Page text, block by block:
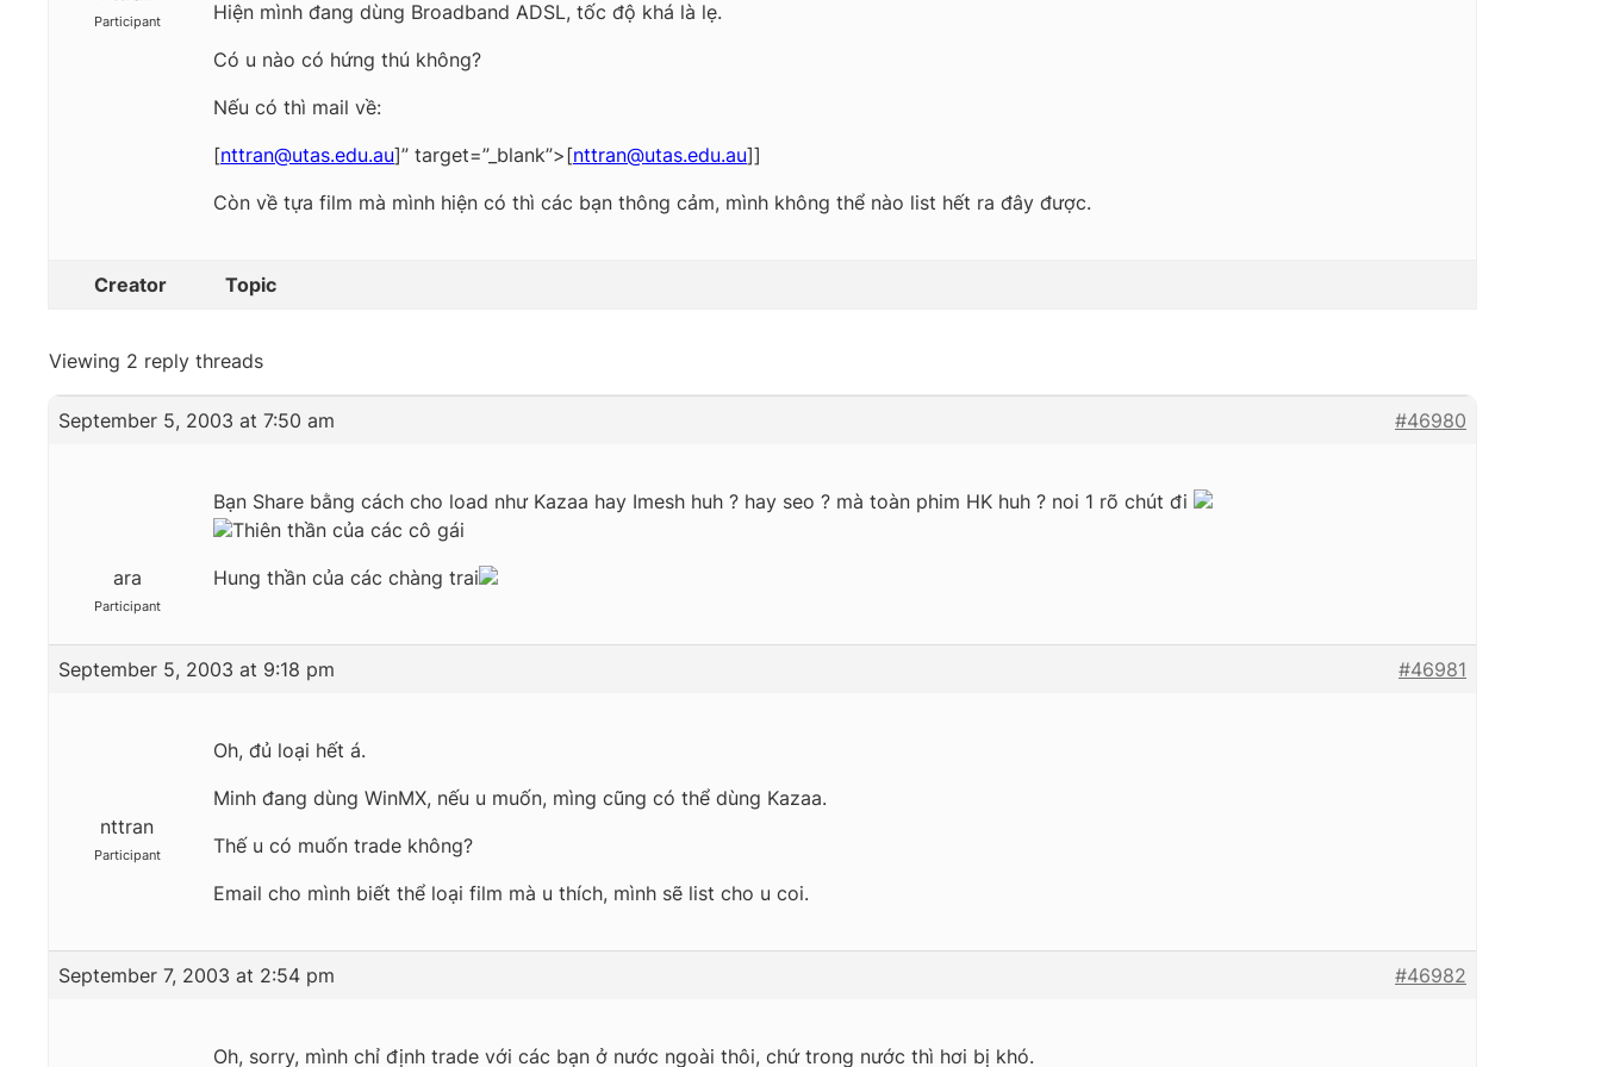
Participant
Hiện mình đang dùng Broadband ADSL, tốc độ khá là lẹ.
Có u nào có hứng thú không?
Nếu có thì mail về:
[nttran@utas.edu.au]” target=”_blank”>[nttran@utas.edu.au]]
Còn về tựa film mà mình hiện có thì các bạn thông cảm, mình không thể nào list hết ra đây được.
Creator Topic
Viewing 2 reply threads
September 5, 2003 at 7:50 am #46980
ara
Participant
Bạn Share bằng cách cho load như Kazaa hay Imesh huh ? hay seo ? mà toàn phim HK huh ? noi 1 rõ chút đi
Thiên thần của các cô gái
Hung thần của các chàng trai
September 5, 2003 at 9:18 pm #46981
nttran
Participant
Oh, đủ loại hết á.
Minh đang dùng WinMX, nếu u muốn, mìng cũng có thể dùng Kazaa.
Thế u có muốn trade không?
Email cho mình biết thể loại film mà u thích, mình sẽ list cho u coi.
September 7, 2003 at 2:54 pm #46982
Oh, sorry, mình chỉ định trade với các bạn ở nước ngoài thôi, chứ trong nước thì hơi bị khó.